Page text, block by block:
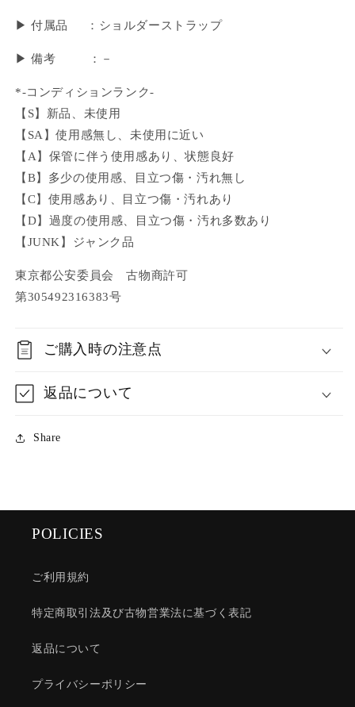
▶ 付属品 ：ショルダーストラップ
▶︎ 備考 ：－
*-コンディションランク-
【S】新品、未使用
【SA】使用感無し、未使用に近い
【A】保管に伴う使用感あり、状態良好
【B】多少の使用感、目立つ傷・汚れ無し
【C】使用感あり、目立つ傷・汚れあり
【D】過度の使用感、目立つ傷・汚れ多数あり
【JUNK】ジャンク品
東京都公安委員会 古物商許可
第305492316383号
ご購入時の注意点
返品について
Share
POLICIES
ご利用規約
特定商取引法及び古物営業法に基づく表記
返品について
プライバシーポリシー